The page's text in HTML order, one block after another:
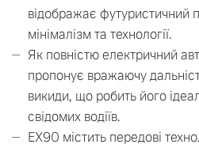
відображає футуристичний
мінімалізм та технології.
Як повністю електричний
пропонує вражаючу
викиди, що робить його
свідомих водіїв.
EX90 містить передові